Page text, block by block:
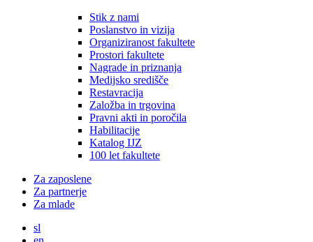
Stik z nami
Poslanstvo in vizija
Organiziranost fakultete
Prostori fakultete
Nagrade in priznanja
Medijsko središče
Restavracija
Založba in trgovina
Pravni akti in poročila
Habilitacije
Katalog IJZ
100 let fakultete
Za zaposlene
Za partnerje
Za mlade
sl